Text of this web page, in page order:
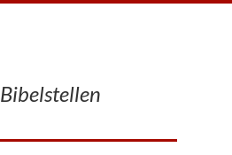
Bibelstellen